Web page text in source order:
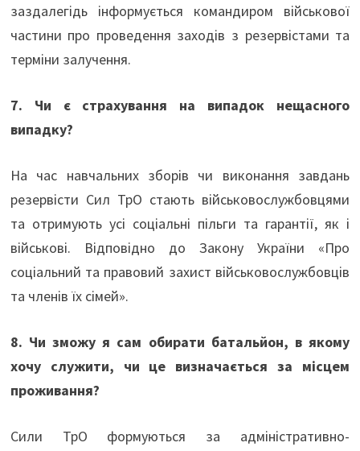
заздалегідь інформується командиром військової
частини про проведення заходів з резервістами та
терміни залучення.
7. Чи є страхування на випадок нещасного
випадку?
На час навчальних зборів чи виконання завдань
резервісти Сил ТрО стають військовослужбовцями
та отримують усі соціальні пільги та гарантії, як і
військові. Відповідно до Закону України «Про
соціальний та правовий захист військовослужбовців
та членів їх сімей».
8. Чи зможу я сам обирати батальйон, в якому
хочу служити, чи це визначається за місцем
проживання?
Сили ТрО формуються за адміністративно-